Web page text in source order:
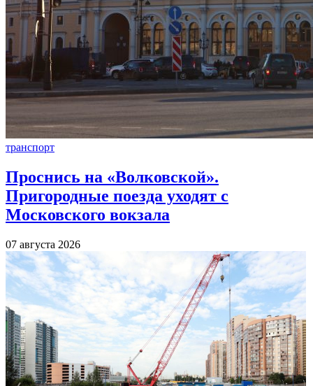
транспорт
Проснись на «Волковской».
Пригородные поезда уходят с
Московского вокзала
07 августа 2026